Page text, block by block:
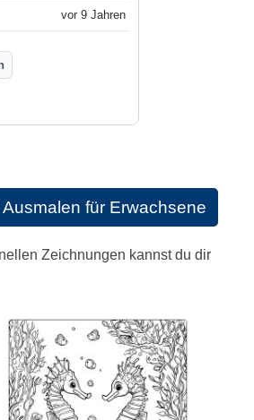
vor 9 Jahren
für Erwachsene
Zeichnungen kannst du dir